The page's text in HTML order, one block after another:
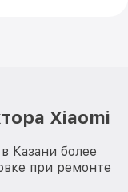
Xiaomi
Казани более
при ремонте